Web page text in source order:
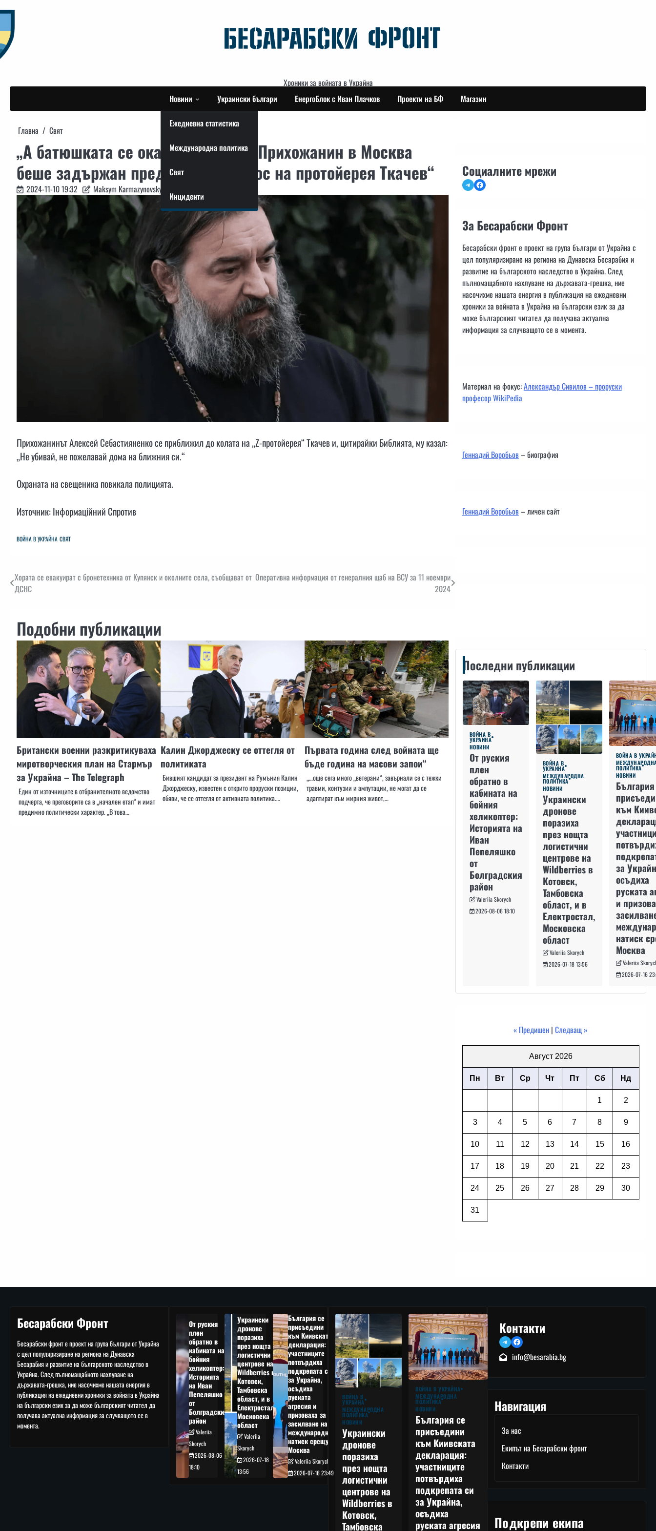
to
content
Хроники за войната в Украйна
Новини
Ежедневна статистика
Международна политика
Свят
Инциденти
Украински българи ЕнергоБлок с Иван Плачков Проекти на БФ Магазин
Главна Свят
„А батюшката се оказа доносник: Прихожанин в Москва
беше задържан пред храм по донос на протойерея Ткачев“
2024-11-10 19:32 Maksym Karmazynovskyi
Прихожанинът Алексей Себастияненко се приближил до колата на „Z-протойерея“ Ткачев и, цитирайки Библията, му казал:
„Не убивай, не пожелавай дома на ближния си.“
Охраната на свещеника повикала полицията.
Източник: Інформаційний Спротив
ВОЙНА В УКРАЙНА СВЯТ
Навигация
Хората се евакуират с бронетехника от Купянск и околните села, съобщават от
ДСНС
Оперативна информация от генералния щаб на ВСУ за 11 ноември
2024
Подобни публикации
Британски военни разкритикуваха
миротворческия план на Стармър
за Украйна – The Telegraph
Един от източниците в отбранителното ведомство
подчерта, че преговорите са в „начален етап“ и имат
предимно политически характер. „В това…
Калин Джорджеску се оттегля от
политиката
Бившият кандидат за президент на Румъния Калин
Джорджеску, известен с открито проруски позиции,
обяви, че се оттегля от активната политика.…
Първата година след войната ще
бъде година на масови запои“
„…още сега много „ветерани“, завърнали се с тежки
травми, контузии и ампутации, не могат да се
адаптират към мирния живот,…
Социалните мрежи
TelegramFacebook
За Бесарабски Фронт
Бесарабски фронт е проект на група българи от Украйна с
цел популяризиране на региона на Дунавска Бесарабия и
развитие на българското наследство в Украйна. След
пълномащабното нахлуване на държавата-грешка, ние
насочихме нашата енергия в публикация на ежедневни
хроники за войната в Украйна на български език за да
може българският читател да получава актуална
информация за случващото се в момента.
Материал на фокус:Александър Сивилов – проруски
професор WikiPedia
Геннадий Воробьов– биография
Геннадий Воробьов– личен сайт
Последни публикации
ВОЙНА В
УКРАЙНА
НОВИНИ
От руския
плен
обратно в
кабината на
бойния
хеликоптер:
Историята на
Иван
Пепеляшко
от
Болградския
район
Valeriia Skorych
2026-08-06 18:10
ВОЙНА В
УКРАЙНА
МЕЖДУНАРОДНА
ПОЛИТИКА
НОВИНИ
Украински
дронове
поразиха
през нощта
логистични
центрове на
Wildberries в
Котовск,
Тамбовска
област, и в
Електростал,
Московска
област
Valeriia Skorych
2026-07-18 13:56
ВОЙНА В
ПОЛИТИКА
НОВИНИ
към
за
осъдиха
руската
и
натиск
Москва
Valeriia
2026-07-16
« Предишен |Следващ »
Август 2026
Пн Вт Ср Чт Пт Сб Нд
1 2
3 4 5 6 7 8 9
10 11 12 13 14 15 16
17 18 19 20 21 22 23
24 25 26 27 28 29 30
31
Бесарабски Фронт
Бесарабски фронт е проект на група българи от Украйна
с цел популяризиране на региона на Дунавска
Бесарабия и развитие на българското наследство в
Украйна. След пълномащабното нахлуване на
държавата-грешка, ние насочихме нашата енергия в
публикация на ежедневни хроники за войната в Украйна
на български език за да може българският читател да
получава актуална информация за случващото се в
момента.
От руския
плен
обратно в
кабината на
бойния
хеликоптер:
Историята
на Иван
Пепеляшко
от
Болградския
район
Valeriia
Skorych
2026-08-06
18:10
Украински
дронове
поразиха
през нощта
логистични
центрове на
Wildberries в
Котовск,
Тамбовска
област, и в
Електростал,
Московска
област
Valeriia
Skorych
2026-07-18
13:56
България се
присъедини
към Киивската
декларация:
участниците
потвърдиха
подкрепата си
за Украйна,
осъдиха
руската
агресия и
призоваха за
засилване на
международния
натиск срещу
Москва
Valeriia Skorych
2026-07-16 23:49
ВОЙНА В
УКРАЙНА
МЕЖДУНАРОДНА
ПОЛИТИКА
НОВИНИ
Украински
дронове
поразиха
през нощта
логистични
центрове на
Wildberries в
Котовск,
Тамбовска
ВОЙНА В УКРАЙНА
МЕЖДУНАРОДНА
ПОЛИТИКА
НОВИНИ
България се
присъедини
към Киивската
декларация:
участниците
потвърдиха
подкрепата си
за Украйна,
осъдиха
руската агресия
Контакти
TelegramFacebook
info@besarabia.bg
Навигация
За нас
Екипът на Бесарабски фронт
Контакти
Подкрепи екипа